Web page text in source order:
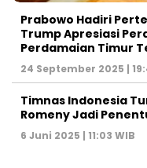
Prabowo Hadiri
Trump Apresiasi
Perdamaian Timur
24 September 2025 |
Timnas Indonesia
Romeny Jadi
6 Juni 2025 | 11:03 WIB